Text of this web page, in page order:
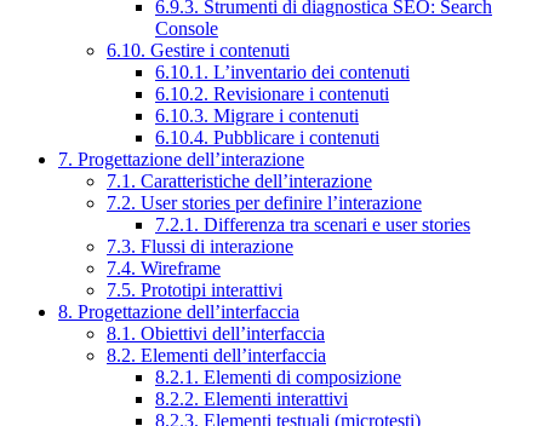
6.9.3. Strumenti di diagnostica SEO: Search
Console
6.10. Gestire i contenuti
6.10.1. L’inventario dei contenuti
6.10.2. Revisionare i contenuti
6.10.3. Migrare i contenuti
6.10.4. Pubblicare i contenuti
7. Progettazione dell’interazione
7.1. Caratteristiche dell’interazione
7.2. User stories per definire l’interazione
7.2.1. Differenza tra scenari e user stories
7.3. Flussi di interazione
7.4. Wireframe
7.5. Prototipi interattivi
8. Progettazione dell’interfaccia
8.1. Obiettivi dell’interfaccia
8.2. Elementi dell’interfaccia
8.2.1. Elementi di composizione
8.2.2. Elementi interattivi
8.2.3. Elementi testuali (microtesti)